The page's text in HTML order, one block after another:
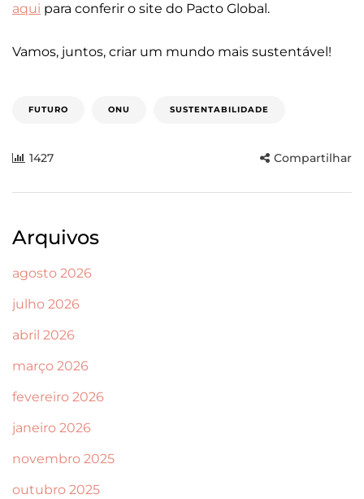
aqui para conferir o site do Pacto Global.
Vamos, juntos, criar um mundo mais sustentável!
FUTURO ONU SUSTENTABILIDADE
1427 Compartilhar
Arquivos
agosto 2026
julho 2026
abril 2026
março 2026
fevereiro 2026
janeiro 2026
novembro 2025
outubro 2025